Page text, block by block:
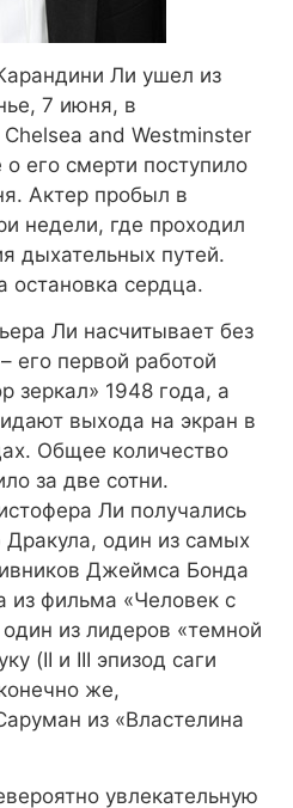
Ли ушел из
7 июня, в
and Westminster
его смерти поступило
Актер пробыл в
недели, где проходил
дыхательных путей.
остановка сердца.
Ли насчитывает без
его первой работой
зеркал» 1948 года, а
выхода на экран в
Общее количество
за две сотни.
Ли получались
Дракула, один из самых
Джеймса Бонда
из фильма «Человек с
из лидеров «темной
(II и III эпизод саги
же,
из «Властелина
увлекательную